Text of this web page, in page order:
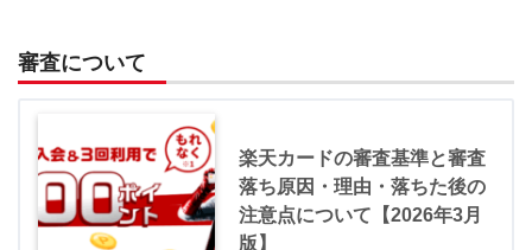
審査について
楽天カードの審査基準と審査
落ち原因・理由・落ちた後の
注意点について【2026年3月
版】